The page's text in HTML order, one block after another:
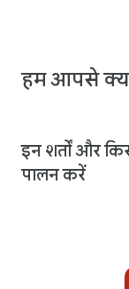
हम आपसे
इन शर्तों और
पालन करें